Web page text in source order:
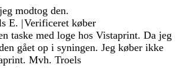
modtog den.
E. |Verificeret køber
taske med loge hos Vistaprint. Da jeg
gået op i syningen. Jeg køber ikke
Mvh. Troels